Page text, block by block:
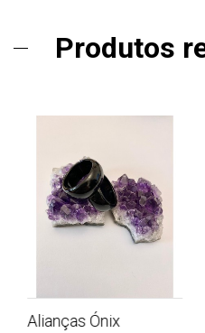
Produtos
Alianças Ónix